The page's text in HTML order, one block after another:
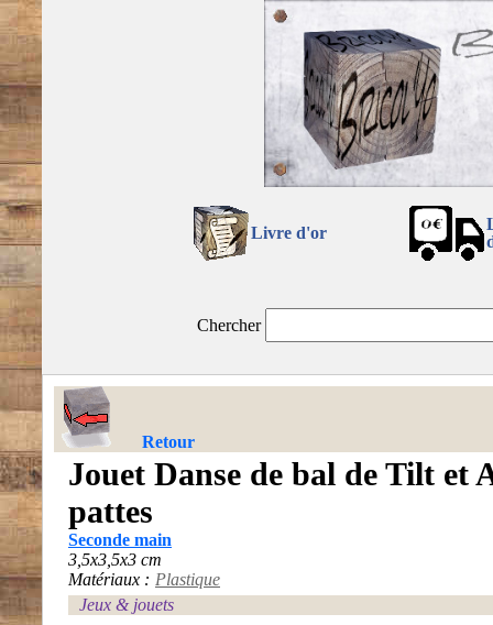
Livre d'or
Chercher
Retour
Jouet Danse de bal de Tilt et
pattes
Seconde main
3,5x3,5x3 cm
Matériaux : Plastique
Jeux & jouets